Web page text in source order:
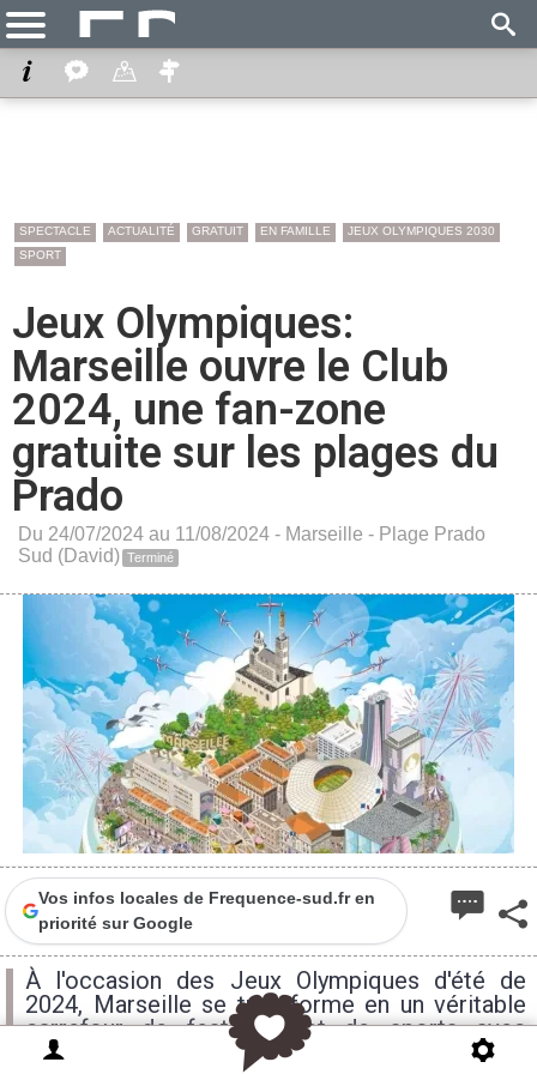
SPECTACLE ACTUALITÉ GRATUIT EN FAMILLE
JEUX OLYMPIQUES 2030
SPORT
Jeux Olympiques:
Marseille ouvre le Club
2024, une fan-zone
gratuite sur les plages du
Prado
Du 24/07/2024 au 11/08/2024 - Marseille - Plage Prado
Sud (David) Terminé
Vos infos locales de Frequence-sud.fr en
priorité sur Google
À l'occasion des Jeux Olympiques d'été de
2024, Marseille se transforme en un véritable
carrefour de festivités et de sports avec
l'ouverture du Club 2024, un espace de près de